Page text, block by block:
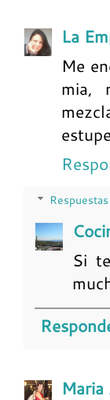
La
Me
mia,
Respuestas
Si